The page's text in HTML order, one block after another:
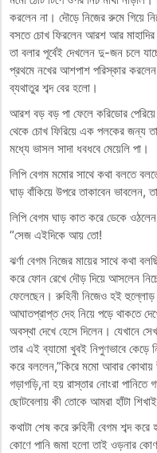
করলেন না। দৌড়ে নিজের রুমে গিয়ে
বসতে চোখ ফিরলেন আরশ আর
তা বলার পূর্বেই দেখলেন দু-জন চলে
প্রথমে নখের আশপাশ পরিস্কার
ব্যথাতুর শব্দ বের হলো।
আরশ বড় বড় পা ফেলে করিডোর
থেকে চোখ ফিরিয়ে এক পলকের জন্য
মধ্যে ভাসল সাদা ধবধবে মেয়েলি পা।
লিপি বেগম মমোর সাথে কথা বলতে
ঘাড় বাঁকিয়ে উপরে তাকাবেন ভাবলেন,
লিপি বেগম ঘাড় কাত করে ডেকে
“সেজ এইদিকে আয় তো!
ঝর্ণা বেগম নিজের মায়ের সাথে কথা
করে ফোন রেখে দৌড় দিয়ে আসলেন
ফেলেছেন। রুহিনী নিজেও হই
আঘাতপ্রাপ্ত দেহ নিয়ে পড়ে থাকতে
অবস্থা দেখে হেসে দিলেন। যেখানে
তার এই ব্যামো খুবই নিপুণভাবে কেড়ে
করে বললেন,”কিরে মমো আবার
গড়াগড়ি,না হয় রাস্তার নোংরা
ছোটবেলায় কী তোকে আমরা হাঁটা
কথাটা শেষ করে রুহিনী বেগম শব্দ
কোণে পানি জমা হলো তাই ওড়নার